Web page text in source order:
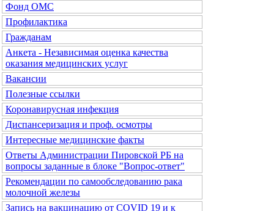
Фонд ОМС
Профилактика
Гражданам
Анкета - Независимая оценка качества
оказания медицинских услуг
Вакансии
Полезные ссылки
Коронавирусная инфекция
Диспансеризация и проф. осмотры
Интересные медицинские факты
Ответы Администрации Пировской РБ на
вопросы заданные в блоке "Вопрос-ответ"
Рекомендации по самообследованию рака
молочной железы
Запись на вакцинацию от COVID 19 и к